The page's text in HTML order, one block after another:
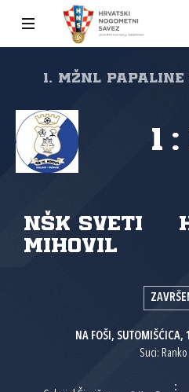
1. MŽNL
NŠK Sveti
Mihovil
1 :
NA FOŠI,
Suci: Ranko